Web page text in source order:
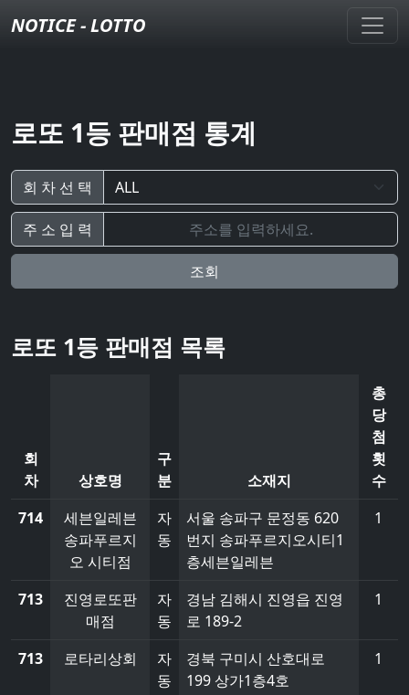
NOTICE - LOTTO
로또 1등 판매점 통계
회 차 선 택
주 소 입 력
조회
로또 1등 판매점 목록
회
차
상호명
구
분
소재지
총
당
첨
횟
수
714
세븐일레븐
송파푸르지
오 시티점
자
동
서울 송파구 문정동 620
번지 송파푸르지오시티1
층세븐일레븐
1
713
진영로또판
매점
자
동
경남 김해시 진영읍 진영
로 189-2
1
713 로타리상회
자
동
경북 구미시 산호대로
199 상가1층4호
1